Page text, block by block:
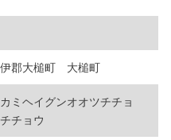
郡大槌町 大槌町
ミヘイグンオオツチチョ
チョウ